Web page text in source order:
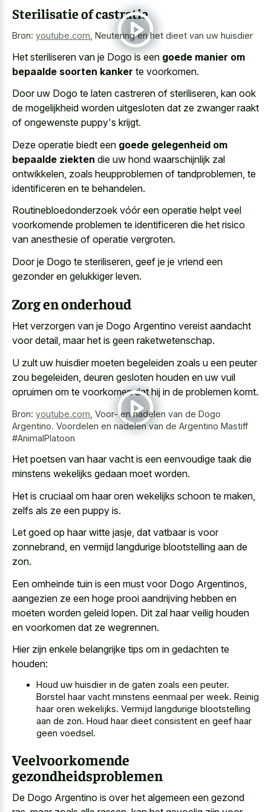
Sterilisatie of castratie
Bron: youtube.com Neutering en het dieet van uw huisdier
Het steriliseren van je Dogo is een goede manier om
bepaalde soorten kanker te voorkomen.
Door uw Dogo te laten castreren of steriliseren, kan ook
de mogelijkheid worden uitgesloten dat ze zwanger raakt
of ongewenste puppy's krijgt.
Deze operatie biedt een goede gelegenheid om
bepaalde ziekten die uw hond waarschijnlijk zal
ontwikkelen, zoals heupproblemen of tandproblemen, te
identificeren en te behandelen.
Routinebloedonderzoek vóór een operatie helpt veel
voorkomende problemen te identificeren die het risico
van anesthesie of operatie vergroten.
Door je Dogo te steriliseren, geef je je vriend een
gezonder en gelukkiger leven.
Zorg en onderhoud
Het verzorgen van je Dogo Argentino vereist aandacht
voor detail, maar het is geen raketwetenschap.
U zult uw huisdier moeten begeleiden zoals u een peuter
zou begeleiden, deuren gesloten houden en uw vuil
opruimen om te voorkomen dat hij in de problemen komt.
Bron: youtube.com Voor- en nadelen van de Dogo
Argentino. Voordelen en nadelen van de Argentino Mastiff
#AnimalPlatoon
Het poetsen van haar vacht is een eenvoudige taak die
minstens wekelijks gedaan moet worden.
Het is cruciaal om haar oren wekelijks schoon te maken,
zelfs als ze een puppy is.
Let goed op haar witte jasje, dat vatbaar is voor
zonnebrand, en vermijd langdurige blootstelling aan de
zon.
Een omheinde tuin is een must voor Dogo Argentinos,
aangezien ze een hoge prooi aandrijving hebben en
moeten worden geleid lopen. Dit zal haar veilig houden
en voorkomen dat ze wegrennen.
Hier zijn enkele belangrijke tips om in gedachten te
houden:
Houd uw huisdier in de gaten zoals een peuter.
Borstel haar vacht minstens eenmaal per week. Reinig
haar oren wekelijks. Vermijd langdurige blootstelling
aan de zon. Houd haar dieet consistent en geef haar
geen voedsel.
Veelvoorkomende
gezondheidsproblemen
De Dogo Argentino is over het algemeen een gezond